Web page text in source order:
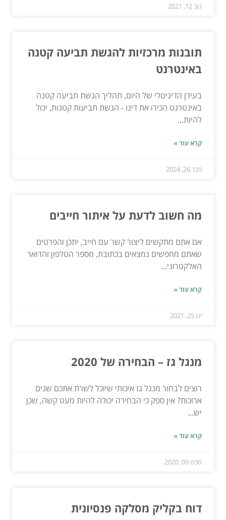
נוב 12, 2021
תובנות מרכזיות להגשת תביעה קטנה
באינטרנט
בעידן הדיגיטלי של היום, תהליך הגשת תביעה קטנה
באינטרנט הכירו את דינו - הגשת תביעות קטנות, יכול
להיות...
קרא עוד »
פבר 26, 2024
מה חשוב לדעת על איתור חייבים
אם אתם מתקשים ליצור קשר עם חייב, יתכן והפרטים
שאתם מחפשים נמצאים בכתובת, מספר הטלפון והדואר
האלקטרוני...
קרא עוד »
ינו 25, 2021
מנגל גז – הבחירה של 2020
רוצים לבחור מנגל גז איכותי שיוכל לשרת אתכם שנים
ארוכות? אין ספק כי הבחירה יכולה להיות מעט קשה, שכן
יש...
קרא עוד »
ספט 09, 2020
דוח בקליק מסלקה פנסיונית